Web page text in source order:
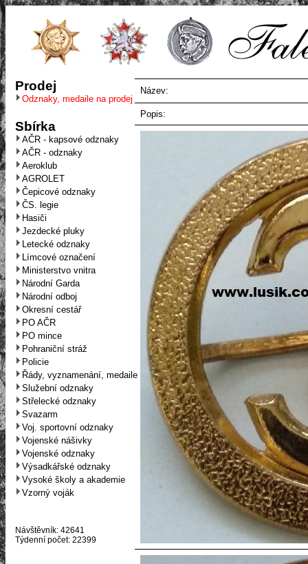
Prodej
Odznaky, medaile na prodej
Sbírka
AČR - kapsové odznaky
AČR - odznaky
Aeroklub
AGROLET
Čepicové odznaky
ČS. legie
Hasiči
Jezdecké pluky
Letecké odznaky
Límcové označení
Ministerstvo vnitra
Národní Garda
Národní odboj
Okresní cestář
PO AČR
PO mince
Pohraniční stráž
Policie
Řády, vyznamenání, medaile
Služební odznaky
Střelecké odznaky
Svazarm
Voj. sportovní odznaky
Vojenské nášivky
Vojenské odznaky
Výsadkářské odznaky
Vysoké školy a akademie
Vzorný voják
Návštěvník: 42641
Týdenní počet: 22399
Název:
Popis: